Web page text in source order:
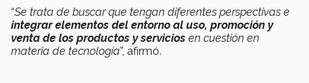
“Se trata de buscar que tengan diferentes perspectivas e
integrar elementos del entorno al uso, promoción y
venta de los productos y servicios en cuestión en
materia de tecnología”, afirmó.